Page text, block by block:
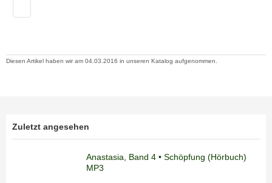
Diesen Artikel haben wir am 04.03.2016 in unseren Katalog aufgenommen.
Zuletzt angesehen
Anastasia, Band 4 • Schöpfung (Hörbuch)
MP3